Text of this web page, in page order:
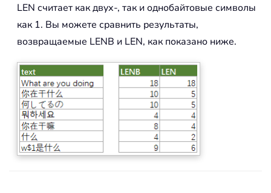
LEN считает как двух-, так и однобайтовые символы
как 1. Вы можете сравнить результаты,
возвращаемые LENB и LEN, как показано ниже.